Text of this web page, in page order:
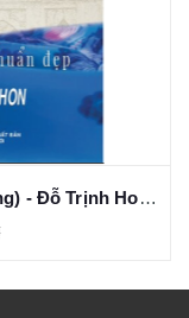
Công Thức Áo Dài Ly Vuông (Bìa Cứng) - Đỗ Trịnh Hoài Nam